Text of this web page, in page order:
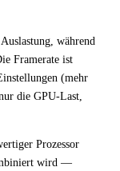
während
Framerate ist
(mehr
die GPU-Last,
Prozessor
wird —